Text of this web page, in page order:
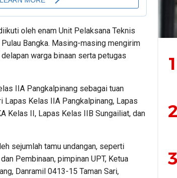
oleh enam Unit Pelaksana Teknis
Bangka. Masing-masing mengirim
warga binaan serta petugas
IIA Pangkalpinang sebagai tuan
Lapas Kelas IIA Pangkalpinang, Lapas
Kelas II, Lapas Kelas IIB Sungailiat, dan
sejumlah tamu undangan, seperti
Pembinaan, pimpinan UPT, Ketua
Danramil 0413-15 Taman Sari,
1
2
3